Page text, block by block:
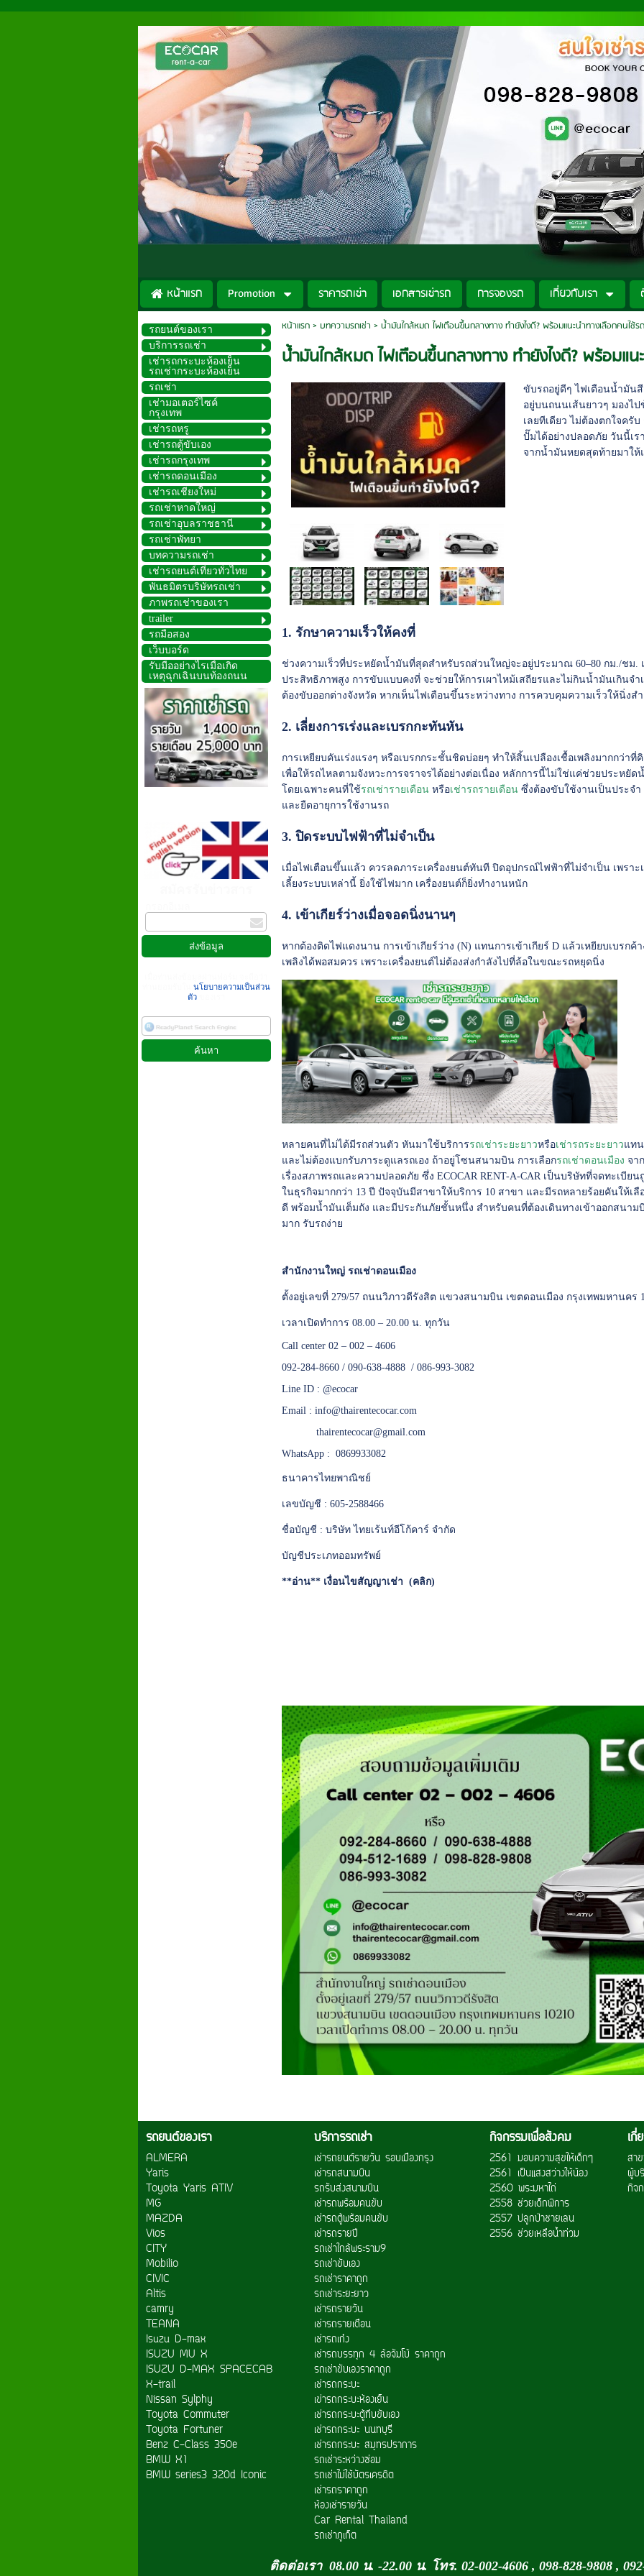
หน้าแรก Promotion ราคารถเช่า เอกสารเช่ารถ การจองรถ เกี่ยวกับเรา
รถยนต์ของเรา
บริการรถเช่า
เช่ารถกระบะห้องเย็น
รถเช่ากระบะห้องเย็น
รถเช่า
เช่ามอเตอร์ไซค์
กรุงเทพ
เช่ารถหรู
เช่ารถตู้ขับเอง
เช่ารถกรุงเทพ
เช่ารถดอนเมือง
เช่ารถเชียงใหม่
รถเช่าหาดใหญ่
รถเช่าอุบลราชธานี
รถเช่าพัทยา
บทความรถเช่า
เช่ารถยนต์เที่ยวทั่วไทย
พันธมิตรบริษัทรถเช่า
ภาพรถเช่าของเรา
trailer
รถมือสอง
เว็บบอร์ด
รับมืออย่างไรเมื่อเกิด
เหตุฉุกเฉินบนท้องถนน
นโยบายความเป็นส่วน
ตัว
หน้าแรก> บทความรถเช่า > น้ำมันใกล้หมด ไฟเตือนขึ้นกลางทาง ทำยังไงดี? พร้อมแนะนำทางเลือกคนใช้ร
น้ำมันใกล้หมด ไฟเตือนขึ้นกลางทาง ทำยังไงดี? พร้อมแน
ขับรถอยู่ดีๆ ไฟเตือนน้ำมัน
อยู่บนถนนเส้นยาวๆ มองไ
เลยทีเดียว ไม่ต้องตกใจครั
ปั๊มได้อย่างปลอดภัย วันนี้เร
จากน้ำมันหยดสุดท้ายมาให้
1. รักษาความเร็วให้คงที่
ช่วงความเร็วที่ประหยัดน้ำมันที่สุดสำหรับรถส่วนใหญ่จะอยู่ประมาณ 60–80 กม./ชม.
ประสิทธิภาพสูง การขับแบบคงที่ จะช่วยให้การเผาไหม้เสถียรและไม่กินน้ำมันเกินจำ
ต้องขับออกต่างจังหวัด หากเห็นไฟเตือนขึ้นระหว่างทาง การควบคุมความเร็วให้นิ่งส
2. เลี่ยงการเร่งและเบรกกะทันหัน
การเหยียบคันเร่งแรงๆ หรือเบรกกระชั้นชิดบ่อยๆ ทำให้สิ้นเปลืองเชื้อเพลิงมากกว่า
เพื่อให้รถไหลตามจังหวะการจราจรได้อย่างต่อเนื่อง หลักการนี้ไม่ใช่แค่ช่วยประหยั
โดยเฉพาะคนที่ใช้รถเช่ารายเดือน หรือเช่ารถรายเดือน ซึ่งต้องขับใช้งานเป็นประจ
และยืดอายุการใช้งานรถ
3. ปิดระบบไฟฟ้าที่ไม่จำเป็น
เมื่อไฟเตือนขึ้นแล้ว ควรลดภาระเครื่องยนต์ทันที ปิดอุปกรณ์ไฟฟ้าที่ไม่จำเป็น เพราะ
เลี้ยงระบบเหล่านี้ ยิ่งใช้ไฟมาก เครื่องยนต์ก็ยิ่งทำงานหนัก
4. เข้าเกียร์ว่างเมื่อจอดนิ่งนานๆ
หากต้องติดไฟแดงนาน การเข้าเกียร์ว่าง (N) แทนการเข้าเกียร์ D แล้วเหยียบเบรก
เพลิงได้พอสมควร เพราะเครื่องยนต์ไม่ต้องส่งกำลังไปที่ล้อในขณะรถหยุดนิ่ง
หลายคนที่ไม่ได้มีรถส่วนตัว หันมาใช้บริการรถเช่าระยะยาวหรือเช่ารถระยะยาวแท
และไม่ต้องแบกรับภาระดูแลรถเอง ถ้าอยู่โซนสนามบิน การเลือกรถเช่าดอนเมือง จา
เรื่องสภาพรถและความปลอดภัย ซึ่ง ECOCAR RENT-A-CAR เป็นบริษัทที่จดทะเบี
ในธุรกิจมากกว่า 13 ปี ปัจจุบันมีสาขาให้บริการ 10 สาขา และมีรถหลายร้อยคันให้เ
ดี พร้อมน้ำมันเต็มถัง และมีประกันภัยชั้นหนึ่ง สำหรับคนที่ต้องเดินทางเข้าออกสนาม
มาก รับรถง่าย
สำนักงานใหญ่ รถเช่าดอนเมือง
ตั้งอยู่เลขที่ 279/57 ถนนวิภาวดีรังสิต แขวงสนามบิน เขตดอนเมือง กรุงเทพมหานคร
เวลาเปิดทำการ 08.00 – 20.00 น. ทุกวัน
Call center 02 – 002 – 4606
092-284-8660 / 090-638-4888 / 086-993-3082
Line ID :@ecocar
Email :info@thairentecocar.com
thairentecocar@gmail.com
WhatsApp : 0869933082
ธนาคารไทยพาณิชย์
เลขบัญชี : 605-2588466
ชื่อบัญชี : บริษัท ไทยเร้นท์อีโก้คาร์ จำกัด
บัญชีประเภทออมทรัพย์
**อ่าน** เงื่อนไขสัญญาเช่า (คลิก)
รถยนต์ของเรา
ALMERA
Yaris
Toyota Yaris ATIV
MG
MAZDA
Vios
CITY
Mobilio
CIVIC
Altis
camry
TEANA
Isuzu D-max
ISUZU MU X
ISUZU D-MAX SPACECAB
X-trail
Nissan Sylphy
Toyota Commuter
Toyota Fortuner
Benz C-Class 350e
BMW X1
BMW series3 320d Iconic
บริการรถเช่า
เช่ารถยนต์รายวัน รอบเมืองกรุง
เช่ารถสนามบิน
รถรับส่งสนามบิน
เช่ารถพร้อมคนขับ
เช่ารถตู้พร้อมคนขับ
เช่ารถรายปี
รถเช่าใกล้พระราม9
รถเช่าขับเอง
รถเช่าราคาถูก
รถเช่าระยะยาว
เช่ารถรายวัน
เช่ารถรายเดือน
เช่ารถเก๋ง
เช่ารถบรรทุก 4 ล้อจัมโบ้ ราคาถูก
รถเช่าขับเองราคาถูก
เช่ารถกระบะ
เข่ารถกระบะห้องเย็น
เช่ารถกระบะตู้ทึบขับเอง
เช่ารถกระบะ นนทบุรี
เช่ารถกระบะ สมุทรปราการ
รถเช่าระหว่างซ่อม
รถเช่าไม่ใช้บัตรเครดิต
เช่ารถราคาถูก
ห้องเช่ารายวัน
Car Rental Thailand
รถเช่าภูเก็ต
กิจกรรมเพื่อสังคม
2561 มอบความสุขให้เด็กๆ
2561 เป็นแสงสว่างให้น้อง
2560 พระมหาไถ่
2558 ช่วยเด็กพิการ
2557 ปลูกป่าชายเลน
2556 ช่วยเหลือน้ำท่วม
เกี่
สา
ผู้บ
กิจ
ติดต่อเรา 08.00 น. -22.00 น. โทร. 02-002-4606 , 098-828-9808 ,